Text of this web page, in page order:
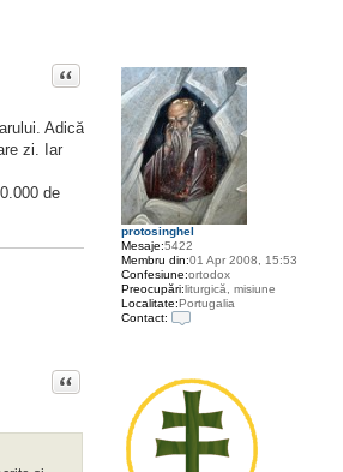
protosinghel
Mesaje:5422
Membru din:01 Apr 2008, 15:53
Confesiune:ortodox
Preocupări:liturgică, misiune
Localitate:Portugalia
Contact:
a
Citat
Adică
zi. Iar
de
Citat